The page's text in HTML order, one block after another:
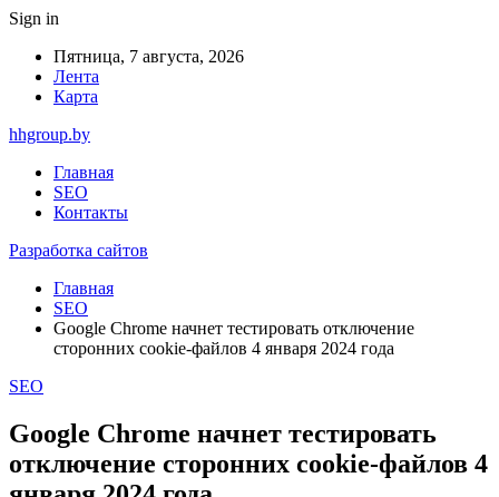
Sign in
Пятница, 7 августа, 2026
Лента
Карта
hhgroup.by
Главная
SEO
Контакты
Разработка сайтов
Главная
SEO
Google Chrome начнет тестировать отключение
сторонних cookie-файлов 4 января 2024 года
SEO
Google Chrome начнет тестировать
отключение сторонних cookie-файлов 4